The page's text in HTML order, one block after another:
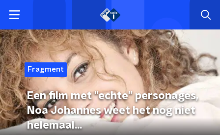
Fragment
Een film met "echte" personages,
Noa Johannes weet het nog niet
helemaal...